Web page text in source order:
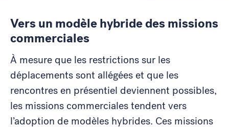
Vers un modèle hybride des missions
commerciales
À mesure que les restrictions sur les
déplacements sont allégées et que les
rencontres en présentiel deviennent possibles,
les missions commerciales tendent vers
l’adoption de modèles hybrides. Ces missions